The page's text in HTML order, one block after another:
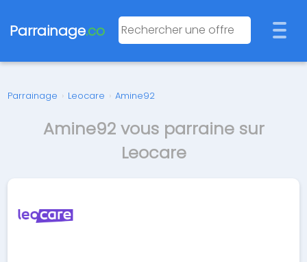
Parrainage.co
Parrainage › Leocare › Amine92
Amine92 vous parraine sur
Leocare